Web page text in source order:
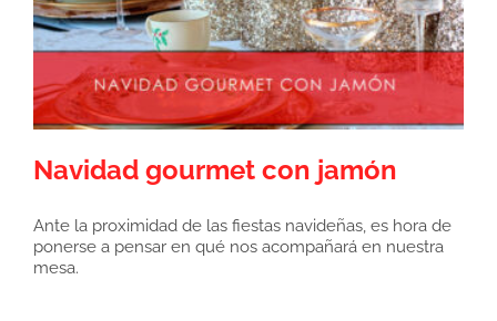
Navidad gourmet con jamón
Ante la proximidad de las fiestas navideñas, es hora de
ponerse a pensar en qué nos acompañará en nuestra
mesa.